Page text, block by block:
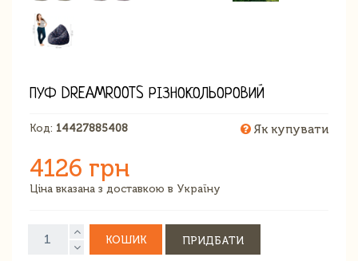
ПУФ DREAMROOTS РІЗНОКОЛЬОРОВИЙ
Код: 14427885408 Як купувати
4126 грн
Ціна вказана з доставкою в Україну
КОШИК ПРИДБАТИ